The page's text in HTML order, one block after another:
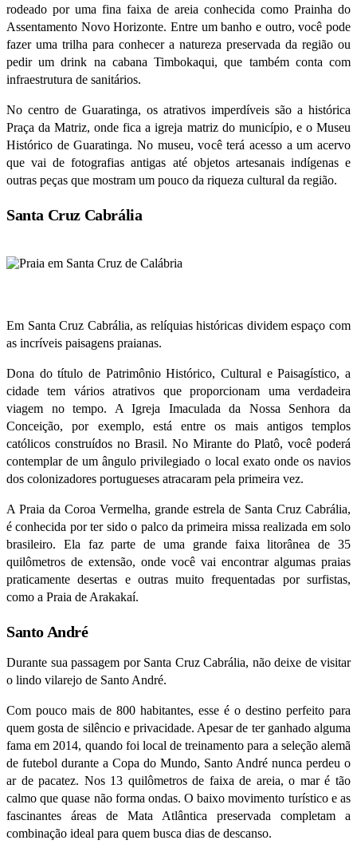
rodeado por uma fina faixa de areia conhecida como Prainha do
Assentamento Novo Horizonte. Entre um banho e outro, você pode
fazer uma trilha para conhecer a natureza preservada da região ou
pedir um drink na cabana Timbokaqui, que também conta com
infraestrutura de sanitários.
No centro de Guaratinga, os atrativos imperdíveis são a histórica
Praça da Matriz, onde fica a igreja matriz do município, e o Museu
Histórico de Guaratinga. No museu, você terá acesso a um acervo
que vai de fotografias antigas até objetos artesanais indígenas e
outras peças que mostram um pouco da riqueza cultural da região.
Santa Cruz Cabrália
Em Santa Cruz Cabrália, as relíquias históricas dividem espaço com
as incríveis paisagens praianas.
Dona do título de Patrimônio Histórico, Cultural e Paisagístico, a
cidade tem vários atrativos que proporcionam uma verdadeira
viagem no tempo. A Igreja Imaculada da Nossa Senhora da
Conceição, por exemplo, está entre os mais antigos templos
católicos construídos no Brasil. No Mirante do Platô, você poderá
contemplar de um ângulo privilegiado o local exato onde os navios
dos colonizadores portugueses atracaram pela primeira vez.
A Praia da Coroa Vermelha, grande estrela de Santa Cruz Cabrália,
é conhecida por ter sido o palco da primeira missa realizada em solo
brasileiro. Ela faz parte de uma grande faixa litorânea de 35
quilômetros de extensão, onde você vai encontrar algumas praias
praticamente desertas e outras muito frequentadas por surfistas,
como a Praia de Arakakaí.
Santo André
Durante sua passagem por Santa Cruz Cabrália, não deixe de visitar
o lindo vilarejo de Santo André.
Com pouco mais de 800 habitantes, esse é o destino perfeito para
quem gosta de silêncio e privacidade. Apesar de ter ganhado alguma
fama em 2014, quando foi local de treinamento para a seleção alemã
de futebol durante a Copa do Mundo, Santo André nunca perdeu o
ar de pacatez. Nos 13 quilômetros de faixa de areia, o mar é tão
calmo que quase não forma ondas. O baixo movimento turístico e as
fascinantes áreas de Mata Atlântica preservada completam a
combinação ideal para quem busca dias de descanso.